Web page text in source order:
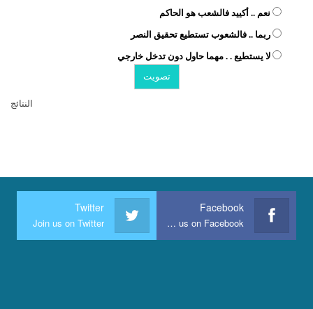
نعم .. أكييد فالشعب هو الحاكم
ربما .. فالشعوب تستطيع تحقيق النصر
لا يستطيع . . مهما حاول دون تدخل خارجي
النتائج
Facebook
Join us on Facebook
Twitter
Join us on Twitter